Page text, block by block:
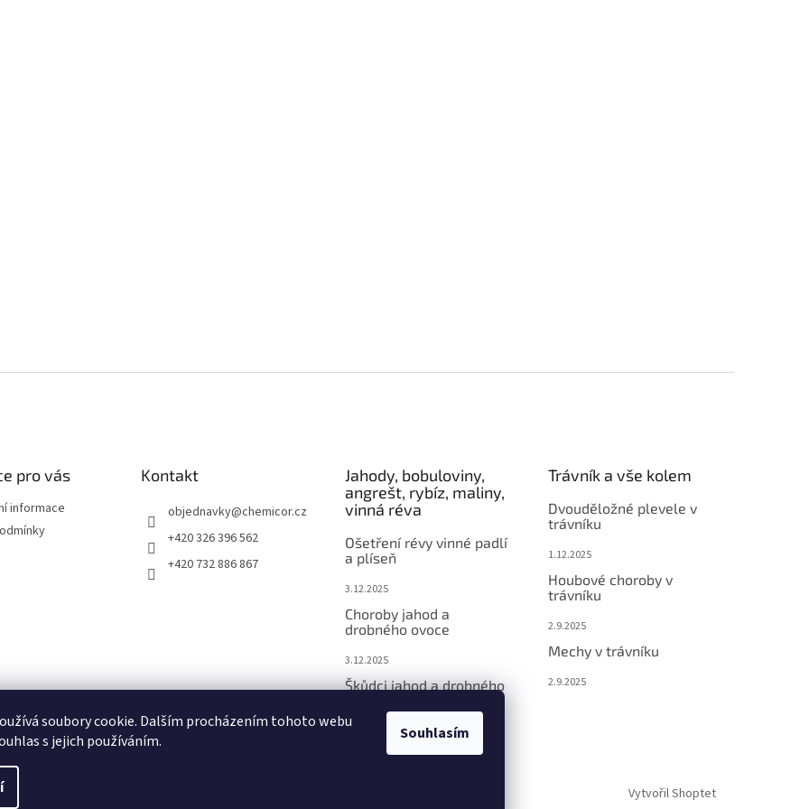
soubory cookie. Dalším procházením tohoto webu
s jejich používáním.
Souhlasím
pro vás
informace
Kontakt
objednavky@chemicor.cz
+420 326 396 562
+420 732 886 867
Jahody, bobuloviny,
angrešt, rybíz, maliny,
vinná réva
Ošetření révy vinné padlí
a plíseň
3.12.2025
Choroby jahod a
drobného ovoce
3.12.2025
Škůdci jahod a drobného
Trávník a vše kolem
Dvouděložné plevele v
trávníku
1.12.2025
Houbové choroby v
trávníku
2.9.2025
Mechy v trávníku
2.9.2025
Vytvořil Shoptet
nastavení cookies